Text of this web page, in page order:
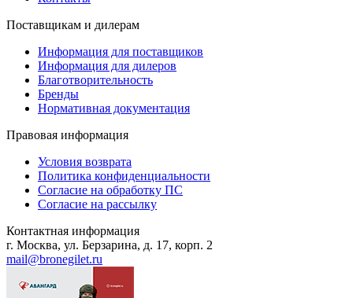
Поставщикам и дилерам
Информация для поставщиков
Информация для дилеров
Благотворительность
Бренды
Нормативная документация
Правовая информация
Условия возврата
Политика конфиденциальности
Согласие на обработку ПС
Согласие на рассылку
Контактная информация
г. Москва, ул. Берзарина, д. 17, корп. 2
mail@bronegilet.ru